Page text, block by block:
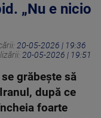
„Nu e nicio
20-05-2026 | 19:36
20-05-2026 | 19:51
grăbește să
după ce
foarte